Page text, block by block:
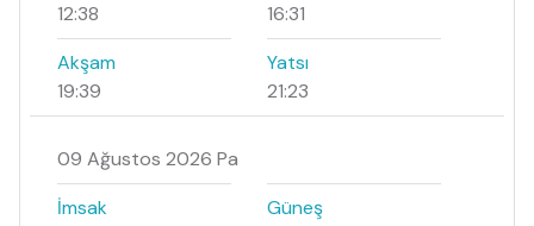
12:38
16:31
Akşam
19:39
Yatsı
21:23
09 Ağustos 2026 Pa
İmsak
Güneş